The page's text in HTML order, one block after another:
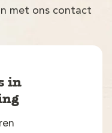
met ons contact
in